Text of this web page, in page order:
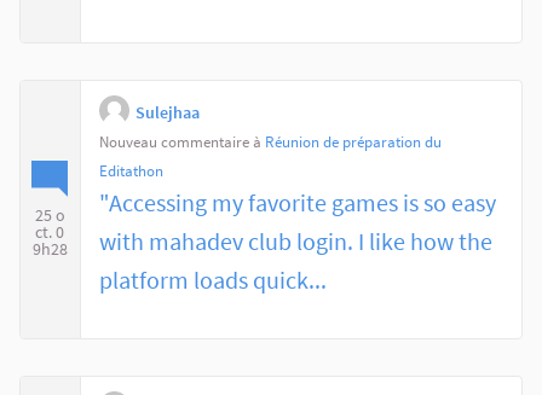
25 o
ct. 0
9h28
Sulejhaa
Nouveau commentaire à Réunion de préparation du
Editathon
"Accessing my favorite games is so easy
with mahadev club login. I like how the
platform loads quick...